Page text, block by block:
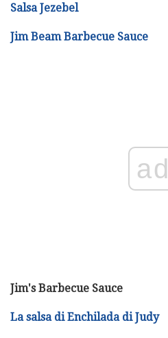
Salsa Jezebel
Jim Beam Barbecue Sauce
ad
Jim's Barbecue Sauce
La salsa di Enchilada di Judy